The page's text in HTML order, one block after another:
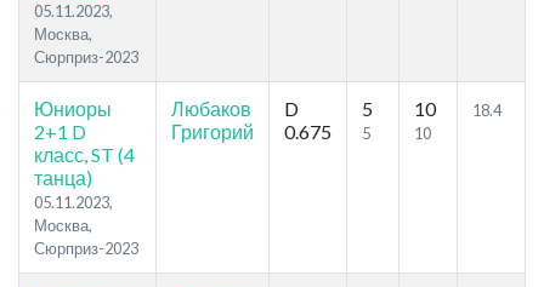
05.11.2023,
Москва,
Сюрприз-2023
Юниоры
2+1 D
класс, ST (4
танца)
05.11.2023,
Москва,
Сюрприз-2023
Любаков
Григорий
D
0.675
5
5
10
10
18.4